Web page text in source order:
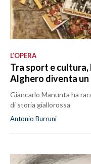
L’OPERA
Tra sport e
Alghero diventa un
Giancarlo Manunta ha
di storia giallorossa
Antonio Burruni